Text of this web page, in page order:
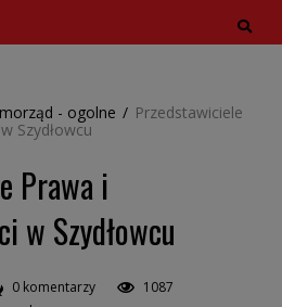
- ogolne / Przedstawiciele
Szydłowcu
Prawa i
w Szydłowcu
0 komentarzy
1087